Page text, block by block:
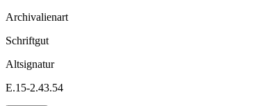
Archivalienart
Schriftgut
Altsignatur
E.15-2.43.54